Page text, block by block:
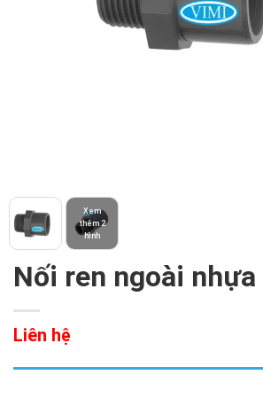
Xem
thêm 2
hình
Nối ren ngoài nhựa
Liên hệ